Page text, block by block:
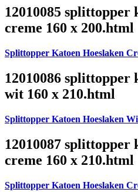
12010085 splittopper
creme 160 x 200.html
Splittopper Katoen Hoeslaken
12010086 splittopper
wit 160 x 210.html
Splittopper Katoen Hoeslaken
12010087 splittopper
creme 160 x 210.html
Splittopper Katoen Hoeslaken